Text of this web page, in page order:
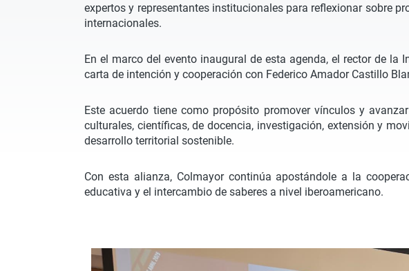
expertos y representantes institucionales para reflexionar sobre
internacionales.
En el marco del evento inaugural de esta agenda, el rector de
carta de intención y cooperación con Federico Amador Castillo
Este acuerdo tiene como propósito promover vínculos y
culturales, científicas, de docencia, investigación, extensión y
desarrollo territorial sostenible.
Con esta alianza, Colmayor continúa apostándole a la
educativa y el intercambio de saberes a nivel iberoamericano.